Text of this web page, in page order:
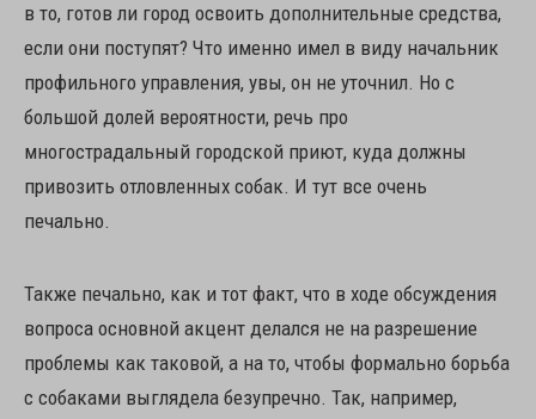
в то, готов ли город освоить дополнительные средства,
если они поступят? Что именно имел в виду начальник
профильного управления, увы, он не уточнил. Но с
большой долей вероятности, речь про
многострадальный городской приют, куда должны
привозить отловленных собак. И тут все очень
печально.
Также печально, как и тот факт, что в ходе обсуждения
вопроса основной акцент делался не на разрешение
проблемы как таковой, а на то, чтобы формально борьба
с собаками выглядела безупречно. Так, например,